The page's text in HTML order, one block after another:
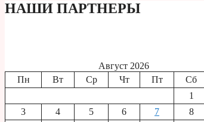
НАШИ ПАРТНЕРЫ
Август 2026
Пн
Вт Ср Чт Пт Сб
1
3
4 5 6 7 8